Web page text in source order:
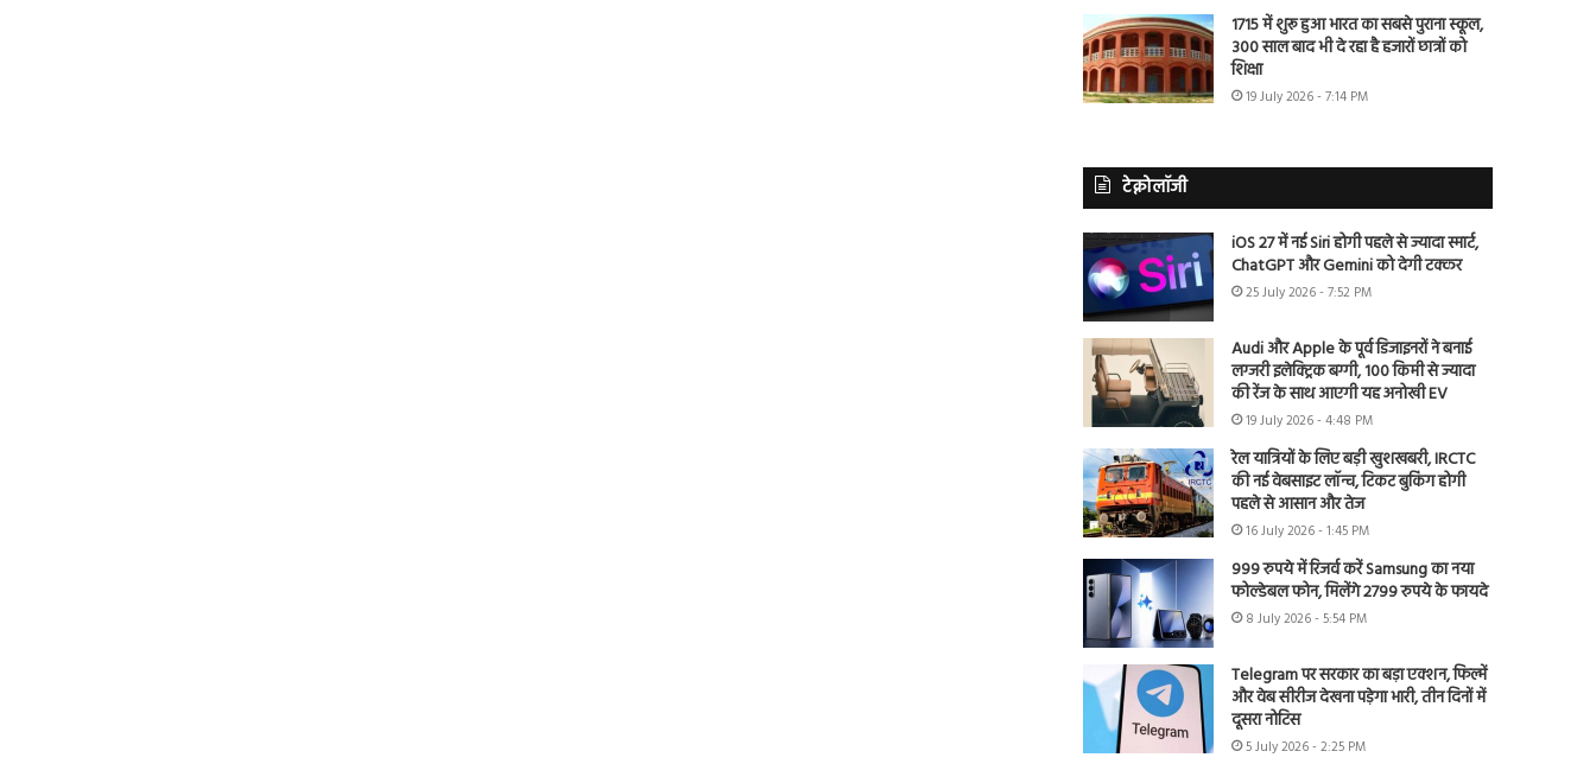
1715 में शुरू हुआ भारत का सबसे पुराना स्कूल,
300 साल बाद भी दे रहा है हजारों छात्रों को
शिक्षा
19 July 2026 - 7:14 PM
टेक्नोलॉजी
iOS 27 में नई Siri होगी पहले से ज्यादा स्मार्ट,
ChatGPT और Gemini को देगी टक्कर
25 July 2026 - 7:52 PM
Audi और Apple के पूर्व डिजाइनरों ने बनाई
लग्जरी इलेक्ट्रिक बग्गी, 100 किमी से ज्यादा
की रेंज के साथ आएगी यह अनोखी EV
19 July 2026 - 4:48 PM
रेल यात्रियों के लिए बड़ी खुशखबरी, IRCTC
की नई वेबसाइट लॉन्च, टिकट बुकिंग होगी
पहले से आसान और तेज
16 July 2026 - 1:45 PM
999 रुपये में रिजर्व करें Samsung का नया
फोल्डेबल फोन, मिलेंगे 2799 रुपये के फायदे
8 July 2026 - 5:54 PM
Telegram पर सरकार का बड़ा एक्शन, फिल्में
और वेब सीरीज देखना पड़ेगा भारी, तीन दिनों में
दूसरा नोटिस
5 July 2026 - 2:25 PM